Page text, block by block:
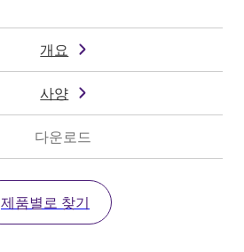
개요
사양
다운로드
제품별로 찾기